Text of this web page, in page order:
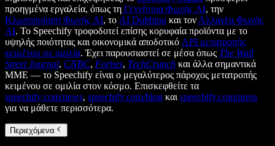
προηγμένα εργαλεία, όπως τη Γεννήτρια Φωνής AI, την
Κλωνοποίηση Φωνής AI, το AI Dubbing και τον Αλλαγέα Φωνής
AI. Το Speechify τροφοδοτεί επίσης κορυφαία προϊόντα με το
υψηλής ποιότητας και οικονομικά αποδοτικό API μετατροπής
κειμένου σε ομιλία. Έχει παρουσιαστεί σε μέσα όπως The Wall
Street Journal, CNBC, Forbes, TechCrunch και άλλα σημαντικά
ΜΜΕ — το Speechify είναι ο μεγαλύτερος πάροχος μετατροπής
κειμένου σε ομιλία στον κόσμο. Επισκεφθείτε τα
speechify.com/news, speechify.com/blog και speechify.com/press
για να μάθετε περισσότερα.
Περιεχόμενα